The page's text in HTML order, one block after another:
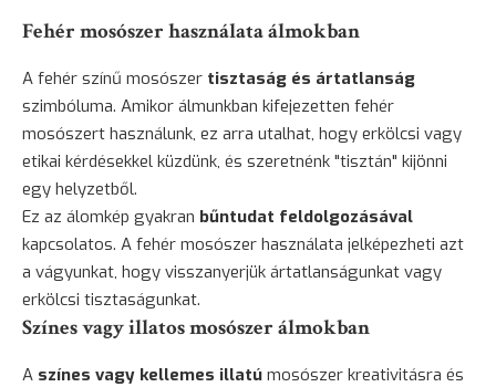
Fehér mosószer használata álmokban
A fehér színű mosószer tisztaság és ártatlanság
szimbóluma. Amikor álmunkban kifejezetten fehér
mosószert használunk, ez arra utalhat, hogy erkölcsi vagy
etikai kérdésekkel küzdünk, és szeretnénk "tisztán" kijönni
egy helyzetből.
Ez az álomkép gyakran bűntudat feldolgozásával
kapcsolatos. A fehér mosószer használata jelképezheti azt
a vágyunkat, hogy visszanyerjük ártatlanságunkat vagy
erkölcsi tisztaságunkat.
Színes vagy illatos mosószer álmokban
A színes vagy kellemes illatú mosószer kreativitásra és